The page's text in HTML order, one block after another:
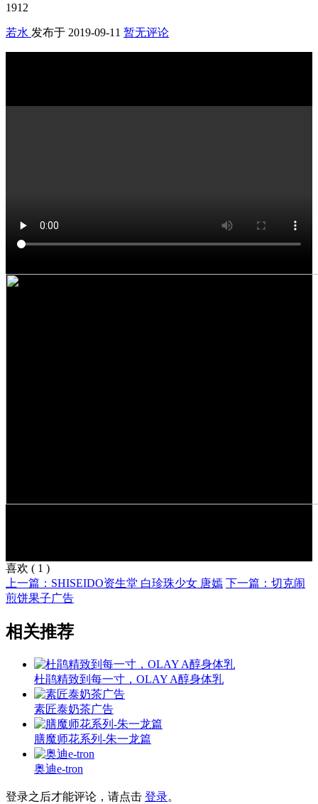
1912
若水 发布于 2019-09-11 暂无评论
喜欢 ( 1 )
上一篇：SHISEIDO资生堂 白珍珠少女 唐嫣 下一篇：切克闹
煎饼果子广告
相关推荐
杜鹃精致到每一寸，OLAY A醇身体乳
素匠泰奶茶广告
膳魔师花系列-朱一龙篇
奥迪e-tron
登录之后才能评论，请点击 登录。